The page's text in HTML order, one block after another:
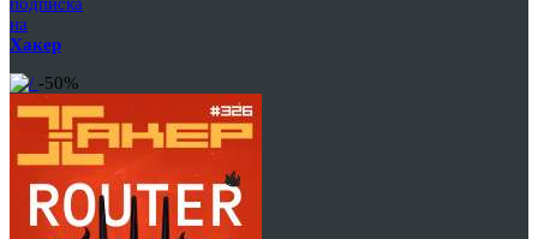
подписка
на
Хакер
-50%